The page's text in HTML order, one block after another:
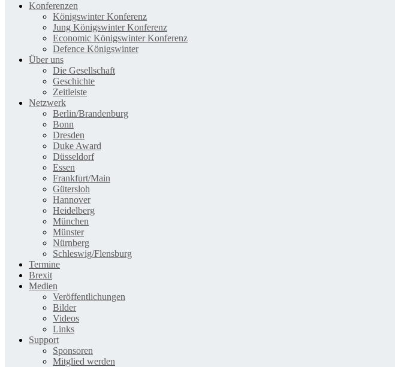
Konferenzen
Königswinter Konferenz
Jung Königswinter Konferenz
Economic Königswinter Konferenz
Defence Königswinter
Über uns
Die Gesellschaft
Geschichte
Zeitleiste
Netzwerk
Berlin/Brandenburg
Bonn
Dresden
Duke Award
Düsseldorf
Essen
Frankfurt/Main
Gütersloh
Hannover
Heidelberg
München
Münster
Nürnberg
Schleswig/Flensburg
Termine
Brexit
Medien
Veröffentlichungen
Bilder
Videos
Links
Support
Sponsoren
Mitglied werden